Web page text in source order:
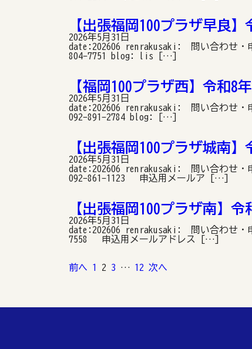
【出張福岡100プラザ早良
2026年5月31日
date:202606 renrakusaki: 問い合わせ・
804-7751 blog: lis […]
【福岡100プラザ西】令和8
2026年5月31日
date:202606 renrakusaki: 問い合わせ・
092-891-2784 blog: […]
【出張福岡100プラザ城南
2026年5月31日
date:202606 renrakusaki: 問い合わせ・
092-861-1123 申込用メールア […]
【出張福岡100プラザ南】
2026年5月31日
date:202606 renrakusaki: 問い合わせ・
7558 申込用メールアドレス […]
投
ペ
前へ 1 2 3 … 12 次へ